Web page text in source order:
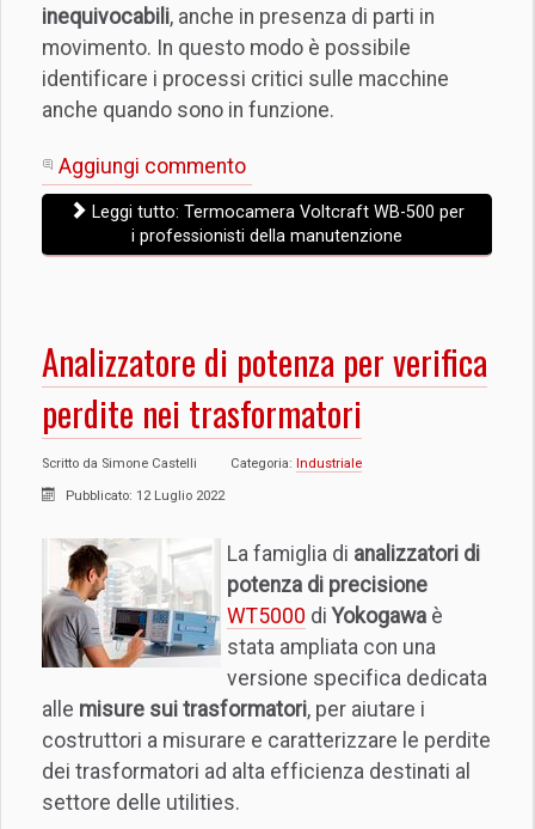
inequivocabili, anche in presenza di parti in
movimento. In questo modo è possibile
identificare i processi critici sulle macchine
anche quando sono in funzione.
Aggiungi commento
Leggi tutto: Termocamera Voltcraft WB-500 per
i professionisti della manutenzione
Analizzatore di potenza per verifica
perdite nei trasformatori
Scritto da Simone Castelli Categoria: Industriale
Pubblicato: 12 Luglio 2022
La famiglia di analizzatori di
potenza di precisione
WT5000 di Yokogawa è
stata ampliata con una
versione specifica dedicata
alle misure sui trasformatori, per aiutare i
costruttori a misurare e caratterizzare le perdite
dei trasformatori ad alta efficienza destinati al
settore delle utilities.